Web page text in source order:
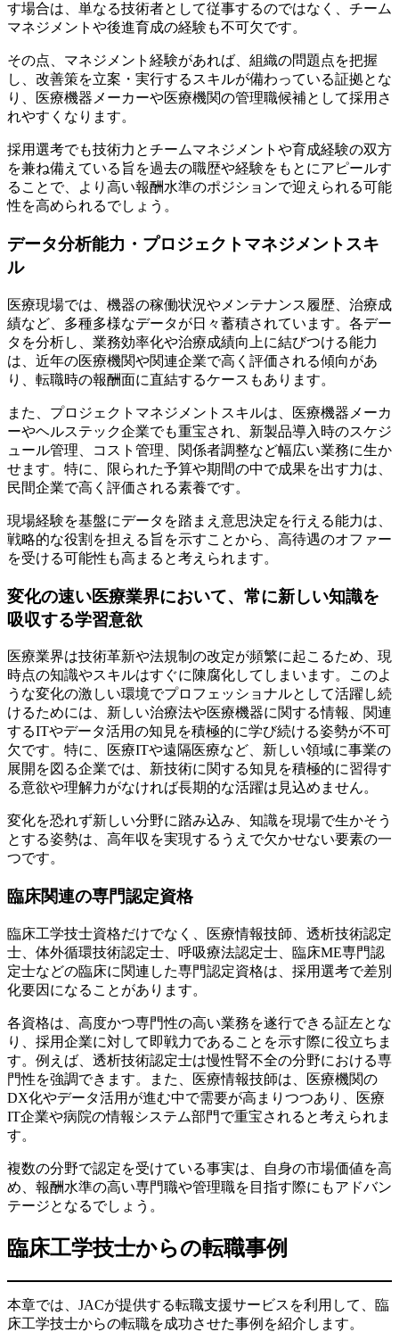
す場合は、単なる技術者として従事するのではなく、チーム
マネジメントや後進育成の経験も不可欠です。
その点、マネジメント経験があれば、組織の問題点を把握
し、改善策を立案・実行するスキルが備わっている証拠とな
り、医療機器メーカーや医療機関の管理職候補として採用さ
れやすくなります。
採用選考でも技術力とチームマネジメントや育成経験の双方
を兼ね備えている旨を過去の職歴や経験をもとにアピールす
ることで、より高い報酬水準のポジションで迎えられる可能
性を高められるでしょう。
データ分析能力・プロジェクトマネジメントスキ
ル
医療現場では、機器の稼働状況やメンテナンス履歴、治療成
績など、多種多様なデータが日々蓄積されています。各デー
タを分析し、業務効率化や治療成績向上に結びつける能力
は、近年の医療機関や関連企業で高く評価される傾向があ
り、転職時の報酬面に直結するケースもあります。
また、プロジェクトマネジメントスキルは、医療機器メーカ
ーやヘルステック企業でも重宝され、新製品導入時のスケジ
ュール管理、コスト管理、関係者調整など幅広い業務に生か
せます。特に、限られた予算や期間の中で成果を出す力は、
民間企業で高く評価される素養です。
現場経験を基盤にデータを踏まえ意思決定を行える能力は、
戦略的な役割を担える旨を示すことから、高待遇のオファー
を受ける可能性も高まると考えられます。
変化の速い医療業界において、常に新しい知識を
吸収する学習意欲
医療業界は技術革新や法規制の改定が頻繁に起こるため、現
時点の知識やスキルはすぐに陳腐化してしまいます。このよ
うな変化の激しい環境でプロフェッショナルとして活躍し続
けるためには、新しい治療法や医療機器に関する情報、関連
するITやデータ活用の知見を積極的に学び続ける姿勢が不可
欠です。特に、医療ITや遠隔医療など、新しい領域に事業の
展開を図る企業では、新技術に関する知見を積極的に習得す
る意欲や理解力がなければ長期的な活躍は見込めません。
変化を恐れず新しい分野に踏み込み、知識を現場で生かそう
とする姿勢は、高年収を実現するうえで欠かせない要素の一
つです。
臨床関連の専門認定資格
臨床工学技士資格だけでなく、医療情報技師、透析技術認定
士、体外循環技術認定士、呼吸療法認定士、臨床ME専門認
定士などの臨床に関連した専門認定資格は、採用選考で差別
化要因になることがあります。
各資格は、高度かつ専門性の高い業務を遂行できる証左とな
り、採用企業に対して即戦力であることを示す際に役立ちま
す。例えば、透析技術認定士は慢性腎不全の分野における専
門性を強調できます。また、医療情報技師は、医療機関の
DX化やデータ活用が進む中で需要が高まりつつあり、医療
IT企業や病院の情報システム部門で重宝されると考えられま
す。
複数の分野で認定を受けている事実は、自身の市場価値を高
め、報酬水準の高い専門職や管理職を目指す際にもアドバン
テージとなるでしょう。
臨床工学技士からの転職事例
本章では、JACが提供する転職支援サービスを利用して、臨
床工学技士からの転職を成功させた事例を紹介します。